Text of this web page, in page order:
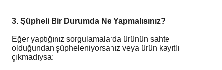
3. Şüpheli Bir Durumda Ne Yapmalısınız?
Eğer yaptığınız sorgulamalarda ürünün sahte
olduğundan şüpheleniyorsanız veya ürün kayıtlı
çıkmadıysa: